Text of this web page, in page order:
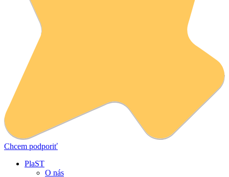
Chcem podporiť
PlaST
O nás